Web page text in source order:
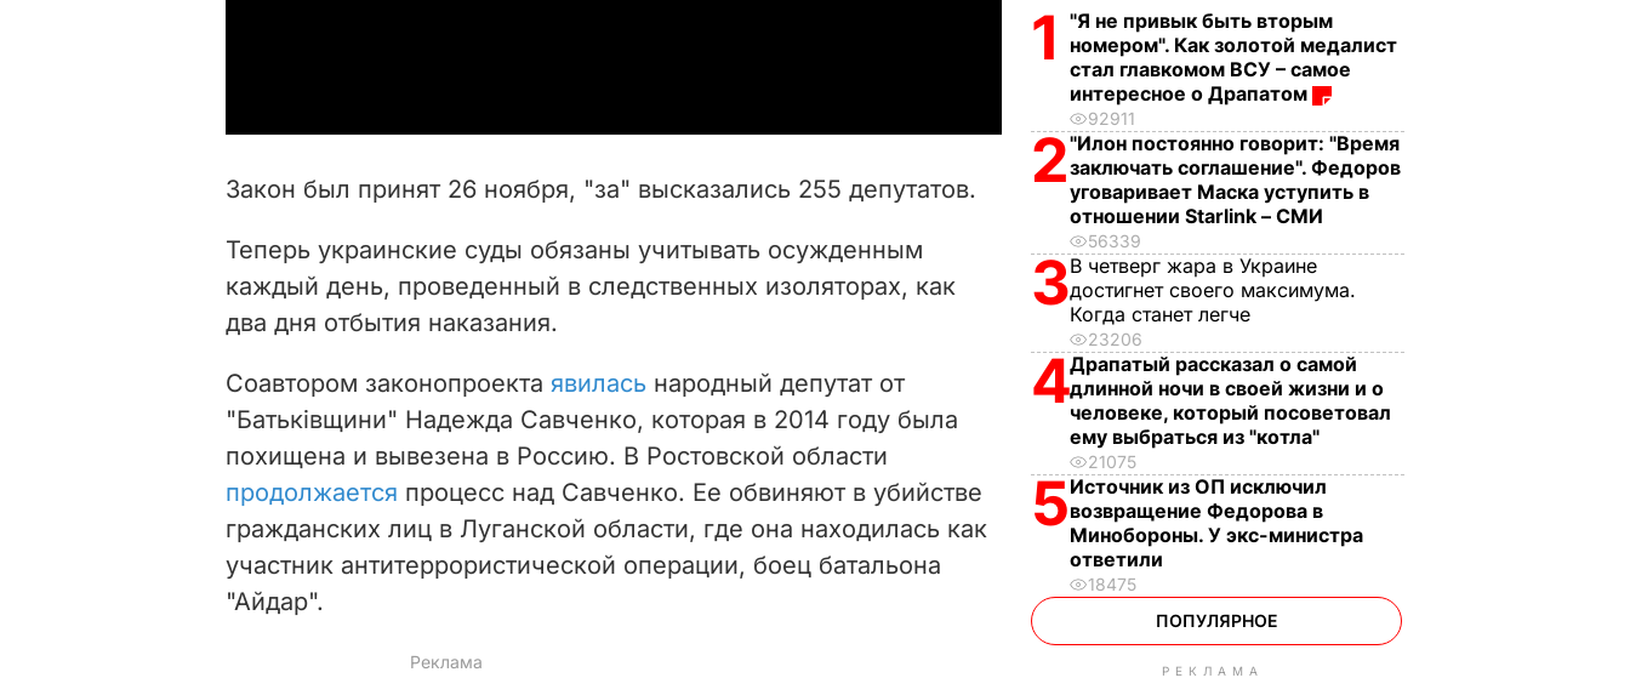
d
o
Закон был принят 26 ноября, "за" высказались 255 депутатов.
Теперь украинские суды обязаны учитывать осужденным
каждый день, проведенный в следственных изоляторах, как
два дня отбытия наказания.
Соавтором законопроекта явилась народный депутат от
"Батьківщини" Надежда Савченко, которая в 2014 году была
похищена и вывезена в Россию. В Ростовской области
продолжается процесс над Савченко. Ее обвиняют в убийстве
гражданских лиц в Луганской области, где она находилась как
участник антитеррористической операции, боец батальона
"Айдар".
1
"Я не привык быть вторым
номером". Как золотой медалист
стал главкомом ВСУ – самое
интересное о Драпатом
92911
2"Илон постоянно говорит: "Время
заключать соглашение". Федоров
уговаривает Маска уступить в
отношении Starlink – СМИ
56339
3В четверг жара в Украине
достигнет своего максимума.
Когда станет легче
23206
4Драпатый рассказал о самой
длинной ночи в своей жизни и о
человеке, который посоветовал
ему выбраться из "котла"
21075
5Источник из ОП исключил
возвращение Федорова в
Минобороны. У экс-министра
ответили
18475
ПОПУЛЯРНОЕ
РЕКЛАМА